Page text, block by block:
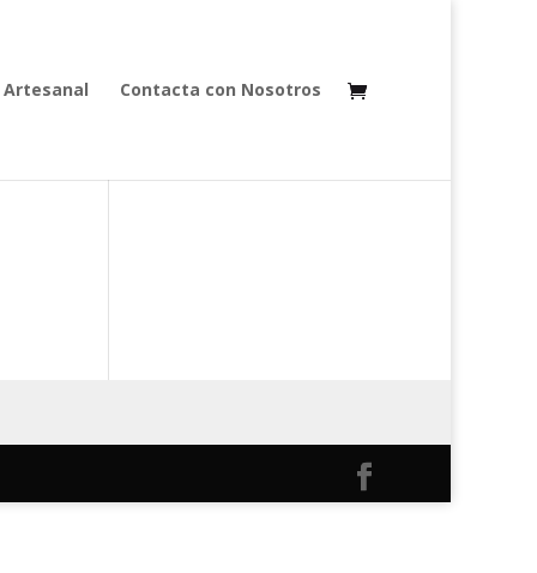
Artesanal Contacta con Nosotros